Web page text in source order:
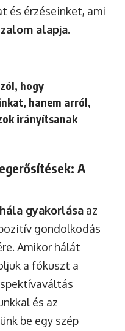
és érzéseinket, ami
alapja.
hogy
hanem arról,
irányítsanak
A
hála gyakorlása az
gondolkodás
Amikor hálát
a fókuszt a
és az
be egy szép